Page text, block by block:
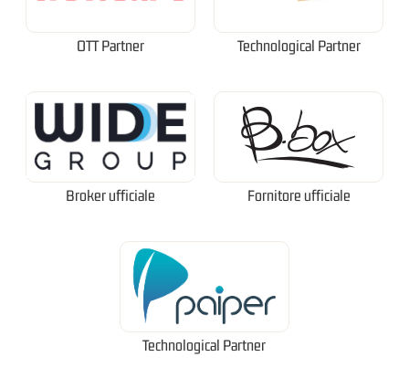
OTT Partner Technological Partner
Broker ufficiale Fornitore ufficiale
Technological Partner